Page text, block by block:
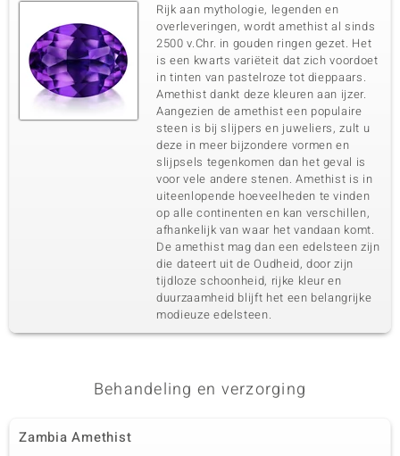
Rijk aan mythologie, legenden en
overleveringen, wordt amethist al sinds
2500 v.Chr. in gouden ringen gezet. Het
is een kwarts variëteit dat zich voordoet
in tinten van pastelroze tot dieppaars.
Amethist dankt deze kleuren aan ijzer.
Aangezien de amethist een populaire
steen is bij slijpers en juweliers, zult u
deze in meer bijzondere vormen en
slijpsels tegenkomen dan het geval is
voor vele andere stenen. Amethist is in
uiteenlopende hoeveelheden te vinden
op alle continenten en kan verschillen,
afhankelijk van waar het vandaan komt.
De amethist mag dan een edelsteen zijn
die dateert uit de Oudheid, door zijn
tijdloze schoonheid, rijke kleur en
duurzaamheid blijft het een belangrijke
modieuze edelsteen.
Behandeling en verzorging
Zambia Amethist